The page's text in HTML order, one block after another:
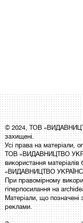
© 2024, ТОВ
захищені.
Усі права на матеріали,
ТОВ «ВИДАВНИЦТВО
використання
«ВИДАВНИЦТВО
При правомірному
гіперпосилання на
Матеріали, що позначені
реклами.